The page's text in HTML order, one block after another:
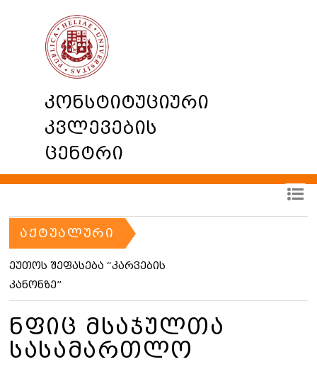
კონსტიტუციური
კვლევების
ცენტრი
ᲐᲥᲢᲣᲐᲚᲣᲠᲘ
ეუთოს შეფასება “კარვების
კანონზე”
ᲜᲤᲘᲪ ᲛᲡᲐᲯᲣᲚᲗᲐ
ᲡᲐᲡᲐᲛᲐᲠᲗᲚᲝ